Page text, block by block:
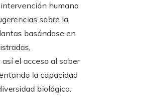
humana
sobre la
basándose en
el acceso al saber
la capacidad
biológica.